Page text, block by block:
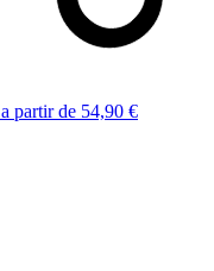
a partir de 54,90 €